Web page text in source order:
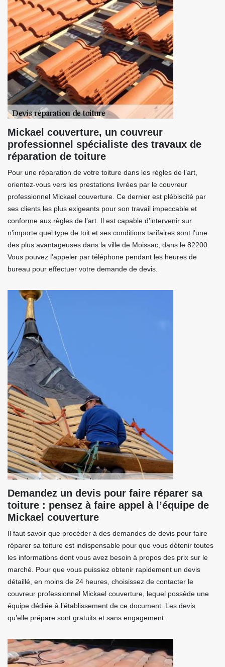
Mickael couverture, un couvreur
professionnel spécialiste des travaux de
réparation de toiture
Pour une réparation de votre toiture dans les règles de l’art,
orientez-vous vers les prestations livrées par le couvreur
professionnel Mickael couverture. Ce dernier est plébiscité par
ses clients les plus exigeants pour son travail impeccable et
conforme aux règles de l’art. Il est capable d’intervenir sur
n’importe quel type de toit et ses conditions tarifaires sont l’une
des plus avantageuses dans la ville de Moissac, dans le 82200.
Vous pouvez l’appeler par téléphone pendant les heures de
bureau pour effectuer votre demande de devis.
Demandez un devis pour faire réparer sa
toiture : pensez à faire appel à l’équipe de
Mickael couverture
Il faut savoir que procéder à des demandes de devis pour faire
réparer sa toiture est indispensable pour que vous détenir toutes
les informations dont vous avez besoin à propos des prix sur le
marché. Pour que vous puissiez obtenir rapidement un devis
détaillé, en moins de 24 heures, choisissez de contacter le
couvreur professionnel Mickael couverture, lequel possède une
équipe dédiée à l’établissement de ce document. Les devis
qu’elle prépare sont gratuits et sans engagement.